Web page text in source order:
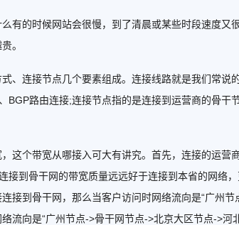
的时候网站会很慢，到了清晨或某些时段速度又
。
连接节点几个要素组成。连接线路就是我们常说
BGP路由连接;连接节点指的是连接到运营商的骨干
个带宽从哪接入可大有讲究。首先，连接的运营
接到骨干网的带宽质量远远好于连接到本省的网络
接到骨干网，那么当客户访问时网络流向是“广州
流向是“广州节点->骨干网节点->北京大区节点->